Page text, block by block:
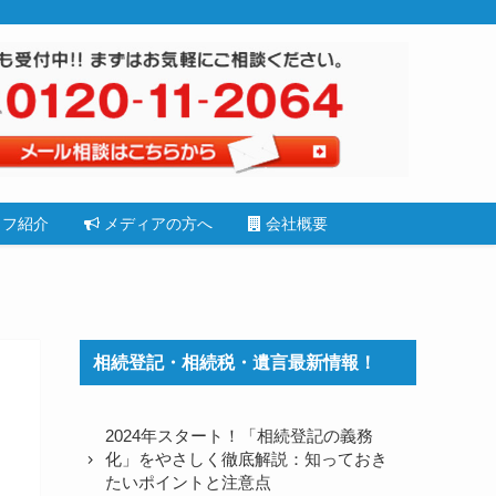
紹介 メディアの方へ 会社概要
相続登記・相続税・遺言最新情報！
2024年スタート！「相続登記の義務
化」をやさしく徹底解説：知っておき
たいポイントと注意点